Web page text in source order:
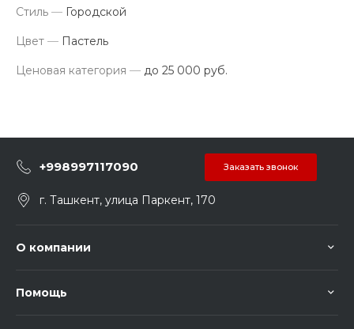
Стиль — Городской
Цвет — Пастель
Ценовая категория — до 25 000 руб.
+998997117090 Заказать звонок
г. Ташкент, улица Паркент, 170
О компании
Помощь